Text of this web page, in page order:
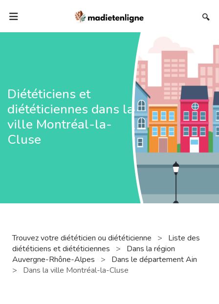
🔍
Diététiciens et
diététiciennes dans la
ville Montréal-la-
Cluse
Trouvez votre diététicien ou diététicienne >
Liste des
diététiciens et diététiciennes
>
Dans la région
Auvergne-Rhône-Alpes
>
Dans le département Ain
>
Dans la ville Montréal-la-Cluse